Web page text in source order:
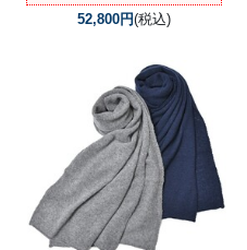
52,800円(税込)